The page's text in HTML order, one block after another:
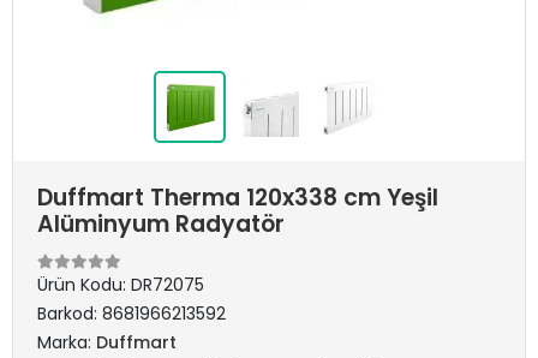
Duffmart Therma 120x338 cm Yeşil
Alüminyum Radyatör
Ürün Kodu: DR72075
Barkod: 8681966213592
Marka: Duffmart